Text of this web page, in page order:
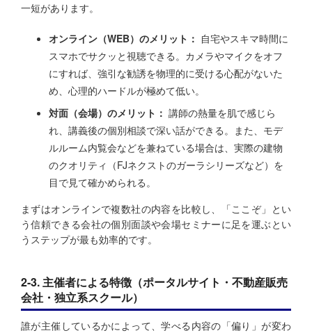
一短があります。
オンライン（WEB）のメリット： 自宅やスキマ時間に
スマホでサクッと視聴できる。カメラやマイクをオフ
にすれば、強引な勧誘を物理的に受ける心配がないた
め、心理的ハードルが極めて低い。
対面（会場）のメリット： 講師の熱量を肌で感じら
れ、講義後の個別相談で深い話ができる。また、モデ
ルルーム内覧会などを兼ねている場合は、実際の建物
のクオリティ（FJネクストのガーラシリーズなど）を
目で見て確かめられる。
まずはオンラインで複数社の内容を比較し、「ここぞ」とい
う信頼できる会社の個別面談や会場セミナーに足を運ぶとい
うステップが最も効率的です。
2-3. 主催者による特徴（ポータルサイト・不動産販売
会社・独立系スクール）
誰が主催しているかによって、学べる内容の「偏り」が変わ